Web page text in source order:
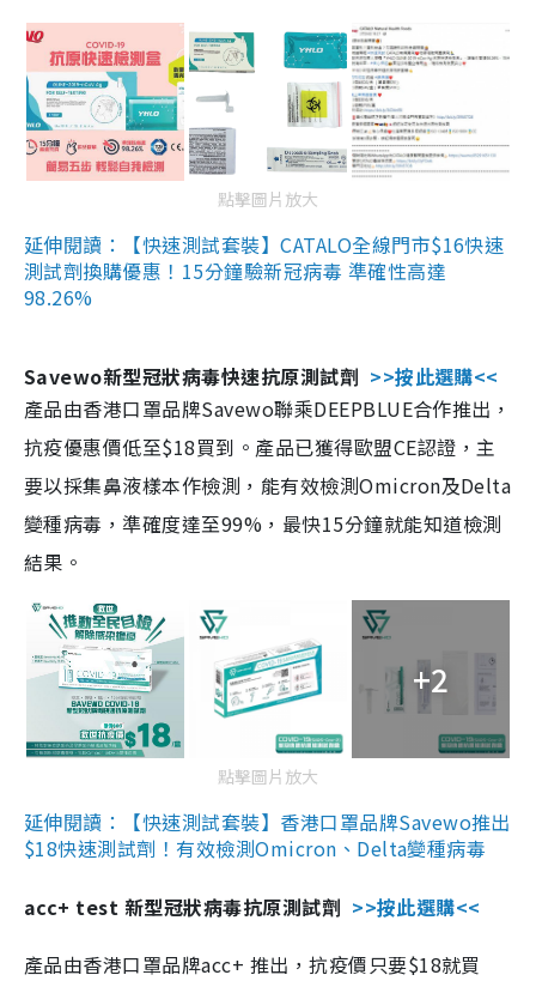
點擊圖片放大
延伸閱讀：【快速測試套裝】CATALO全線門市$16快速
測試劑換購優惠！15分鐘驗新冠病毒 準確性高達
98.26%
Savewo新型冠狀病毒快速抗原測試劑 >>按此選購<<
產品由香港口罩品牌Savewo聯乘DEEPBLUE合作推出，
抗疫優惠價低至$18買到。產品已獲得歐盟CE認證，主
要以採集鼻液樣本作檢測，能有效檢測Omicron及Delta
變種病毒，準確度達至99%，最快15分鐘就能知道檢測
結果。
+2
點擊圖片放大
延伸閱讀：【快速測試套裝】香港口罩品牌Savewo推出
$18快速測試劑！有效檢測Omicron、Delta變種病毒
acc+ test 新型冠狀病毒抗原測試劑 >>按此選購<<
產品由香港口罩品牌acc+ 推出，抗疫價只要$18就買